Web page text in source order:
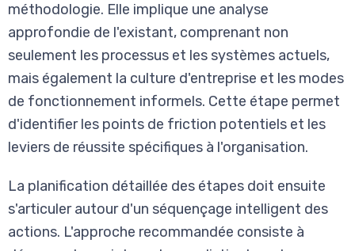
méthodologie. Elle implique une analyse
approfondie de l'existant, comprenant non
seulement les processus et les systèmes actuels,
mais également la culture d'entreprise et les modes
de fonctionnement informels. Cette étape permet
d'identifier les points de friction potentiels et les
leviers de réussite spécifiques à l'organisation.
La planification détaillée des étapes doit ensuite
s'articuler autour d'un séquençage intelligent des
actions. L'approche recommandée consiste à